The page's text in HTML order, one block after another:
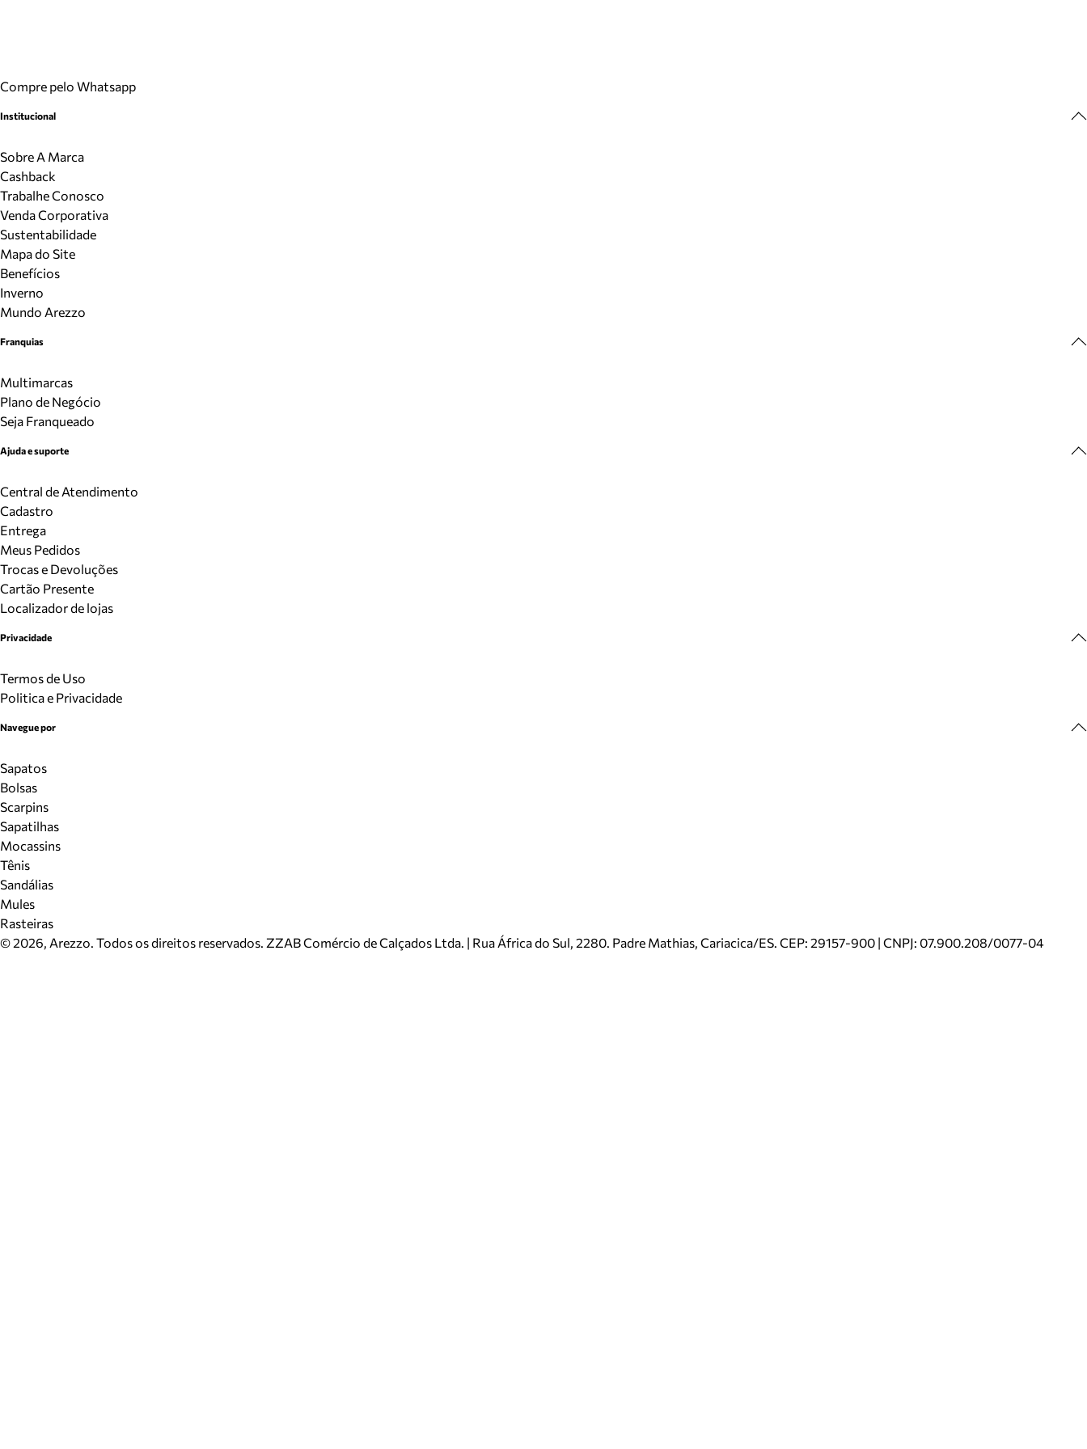
Compre pelo Whatsapp
Institucional
Sobre A Marca
Cashback
Trabalhe Conosco
Venda Corporativa
Sustentabilidade
Mapa do Site
Benefícios
Inverno
Mundo Arezzo
Franquias
Multimarcas
Plano de Negócio
Seja Franqueado
Ajuda e suporte
Central de Atendimento
Cadastro
Entrega
Meus Pedidos
Trocas e Devoluções
Cartão Presente
Localizador de lojas
Privacidade
Termos de Uso
Politica e Privacidade
Navegue por
Sapatos
Bolsas
Scarpins
Sapatilhas
Mocassins
Tênis
Sandálias
Mules
Rasteiras
©2026, Arezzo. Todos os direitos reservados. ZZAB Comércio de Calçados Ltda. | Rua África do Sul, 2280. Padre Mathias, Cariacica/ES. CEP: 29157-900 | CNPJ: 07.900.208/0077-04